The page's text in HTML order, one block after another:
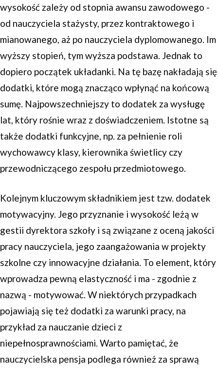
wysokość zależy od stopnia awansu zawodowego -
od nauczyciela stażysty, przez kontraktowego i
mianowanego, aż po nauczyciela dyplomowanego. Im
wyższy stopień, tym wyższa podstawa. Jednak to
dopiero początek układanki. Na tę bazę nakładają się
dodatki, które mogą znacząco wpłynąć na końcową
sumę. Najpowszechniejszy to dodatek za wysługę
lat, który rośnie wraz z doświadczeniem. Istotne są
także dodatki funkcyjne, np. za pełnienie roli
wychowawcy klasy, kierownika świetlicy czy
przewodniczącego zespołu przedmiotowego.
Kolejnym kluczowym składnikiem jest tzw. dodatek
motywacyjny. Jego przyznanie i wysokość leżą w
gestii dyrektora szkoły i są związane z oceną jakości
pracy nauczyciela, jego zaangażowania w projekty
szkolne czy innowacyjne działania. To element, który
wprowadza pewną elastyczność i ma - zgodnie z
nazwą - motywować. W niektórych przypadkach
pojawiają się też dodatki za warunki pracy, na
przykład za nauczanie dzieci z
niepełnosprawnościami. Warto pamiętać, że
nauczycielska pensja podlega również za sprawą